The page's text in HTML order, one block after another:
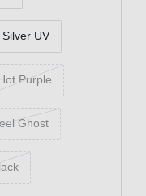
Silver UV
Purple
Ghost